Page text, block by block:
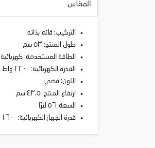
المقاس
التركيب: قائم بذاته
طول المنتج: ٥٣ سم
الطاقة المستخدمة: كهربائية
القدرة الكهربائية: ٢٢٠٠ واط
اللون: فضي
ارتفاع المنتج: ٤٣.٥ سم
السعة: ٥٦ لترًا
قدرة الجهاز الكهربائية: ١٦٠٠ واط